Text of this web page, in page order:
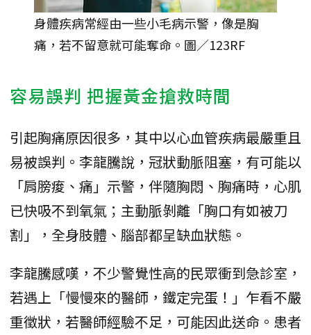
身體疾病常經由一些小毛病示警，像是胸
痛，若不留意就可能奪命。圖／123RF
容易誤判 把握黃金搶救時間
引起胸痛原因很多，其中以心血管疾病最嚴重且
易被誤判。李龍騰說，冠狀動脈阻塞，有可能以
「肩膀痠、痛」示警，伴隨胸悶、胸痛時，心肌
已快吸不到氧氣；主動脈剝離「胸口有如被刀
割」，全身肢體、腦部都呈缺血狀態。
李龍騰感嘆，不少警覺性高的民眾衝到急診室，
若遇上「慢慢來的醫師，鐵定完蛋！」乍看不嚴
重徵狀，若醫師經驗不足，可能因此送命。患者